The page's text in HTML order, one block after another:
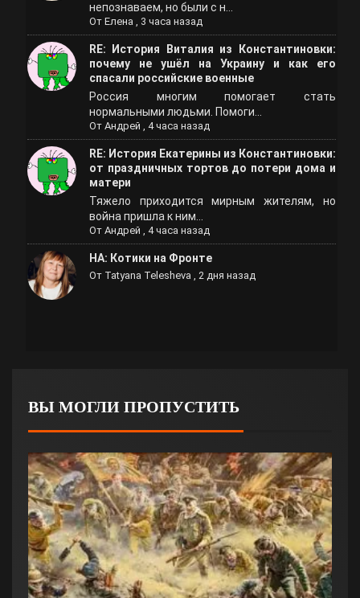
непознаваем, но были с н...
От Елена , 3 часа назад
RE: История Виталия из Константиновки:
почему не ушёл на Украину и как его
спасали российские военные
Россия многим помогает стать
нормальными людьми. Помоги...
От Андрей , 4 часа назад
RE: История Екатерины из Константиновки:
от праздничных тортов до потери дома и
матери
Тяжело приходится мирным жителям, но
война пришла к ним...
От Андрей , 4 часа назад
НА: Котики на Фронте
От Tatyana Telesheva , 2 дня назад
ВЫ МОГЛИ ПРОПУСТИТЬ